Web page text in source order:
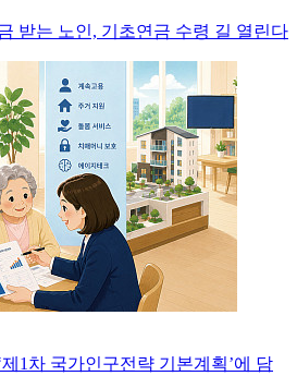
받는 노인, 기초연금 수령 길 열린다
1차 국가인구전략 기본계획’에 담